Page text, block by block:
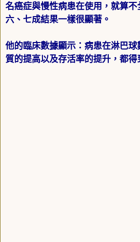
名癌症與慢性病患在使用，就算不
六、七成結果一樣很顯著。
他的臨床數據顯示：病患在淋巴
質的提高以及存活率的提升，都得